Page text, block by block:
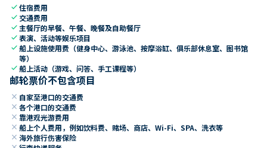
check住宿费用
check 交通费用
check 主餐厅的早餐、午餐、晚餐及自助餐厅
check表演、活动等娱乐项目
check船上设施使用费（健身中心、游泳池、按摩浴缸、俱乐部休息室、图书馆
等）
check船上活动（游戏、问答、手工课程等）
邮轮票价不包含项目
close 自家至港口的交通费
close 各个港口的交通费
close 靠港观光游费用
close 船上个人费用，例如饮料费、赌场、商店、Wi-Fi、SPA、洗衣等
close 海外旅行伤害保险